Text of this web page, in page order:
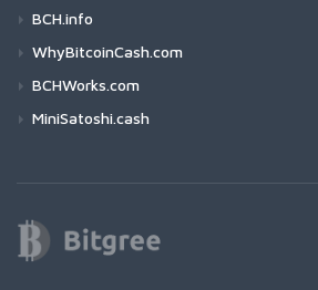
BCH.info
WhyBitcoinCash.com
BCHWorks.com
MiniSatoshi.cash